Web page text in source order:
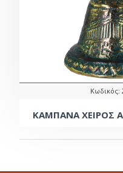
Κωδικός:
ΚΑΜΠΑΝΑ ΧΕΙΡΟΣ